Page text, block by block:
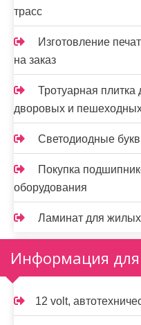
трасс
Изготовление
на заказ
Тротуарная плитка
дворовых и
Светодиодные
Покупка
оборудования
Ламинат для
Информация для
12 volt,